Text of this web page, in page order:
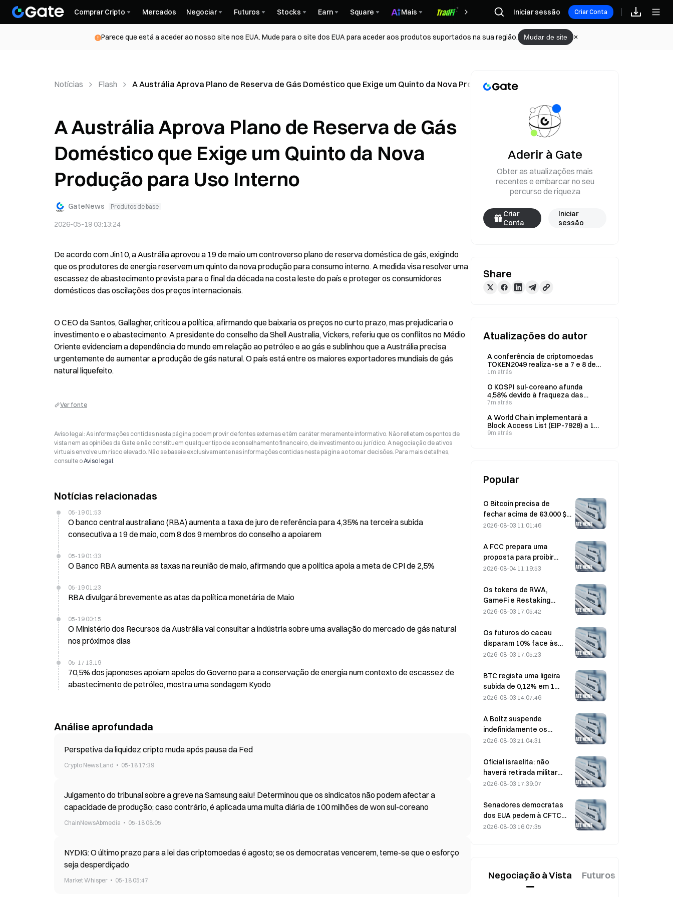
Comprar Cripto Mercados Negociar Futuros Stocks Earn Square Mais Recompensas
Iniciar sessão Criar Conta
Parece que está a aceder ao nosso site nos EUA. Mude para o site dos EUA para aceder aos produtos suportados na sua região. Mudar de site
Notícias Flash A Austrália Aprova Plano de Reserva de Gás Doméstico que Exige um Quinto da Nova Produção para Uso Interno
A Austrália Aprova Plano de Reserva de Gás
Doméstico que Exige um Quinto da Nova
Produção para Uso Interno
GateNews Produtos de base
2026-05-19 03:13:24
De acordo com Jin10, a Austrália aprovou a 19 de maio um controverso plano de reserva doméstica de gás, exigindo
que os produtores de energia reservem um quinto da nova produção para consumo interno. A medida visa resolver uma
escassez de abastecimento prevista para o final da década na costa leste do país e proteger os consumidores
domésticos das oscilações dos preços internacionais.
O CEO da Santos, Gallagher, criticou a política, afirmando que baixaria os preços no curto prazo, mas prejudicaria o
investimento e o abastecimento. A presidente do conselho da Shell Australia, Vickers, referiu que os conflitos no Médio
Oriente evidenciam a dependência do mundo em relação ao petróleo e ao gás e sublinhou que a Austrália precisa
urgentemente de aumentar a produção de gás natural. O país está entre os maiores exportadores mundiais de gás
natural liquefeito.
Ver fonte
Aviso legal: As informações contidas nesta página podem provir de fontes externas e têm caráter meramente informativo. Não refletem os pontos de
vista nem as opiniões da Gate e não constituem qualquer tipo de aconselhamento financeiro, de investimento ou jurídico. A negociação de ativos
virtuais envolve um risco elevado. Não se baseie exclusivamente nas informações contidas nesta página ao tomar decisões. Para mais detalhes,
consulte oAviso legal.
Notícias relacionadas
05-19 01:53
O banco central australiano (RBA) aumenta a taxa de juro de referência para 4,35% na terceira subida
consecutiva a 19 de maio, com 8 dos 9 membros do conselho a apoiarem
05-19 01:33
O Banco RBA aumenta as taxas na reunião de maio, afirmando que a política apoia a meta de CPI de 2,5%
05-19 01:23
RBA divulgará brevemente as atas da política monetária de Maio
05-19 00:15
O Ministério dos Recursos da Austrália vai consultar a indústria sobre uma avaliação do mercado de gás natural
nos próximos dias
05-17 13:19
70,5% dos japoneses apoiam apelos do Governo para a conservação de energia num contexto de escassez de
abastecimento de petróleo, mostra uma sondagem Kyodo
Análise aprofundada
Perspetiva da liquidez cripto muda após pausa da Fed
Crypto News Land 05-18 17:39
Julgamento do tribunal sobre a greve na Samsung saiu! Determinou que os sindicatos não podem afectar a
capacidade de produção; caso contrário, é aplicada uma multa diária de 100 milhões de won sul-coreano
ChainNewsAbmedia 05-18 08:05
NYDIG: O último prazo para a lei das criptomoedas é agosto; se os democratas vencerem, teme-se que o esforço
seja desperdiçado
Market Whisper 05-18 05:47
Aderir à Gate
Obter as atualizações mais
recentes e embarcar no seu
percurso de riqueza
Criar
Conta
Iniciar
sessão
Share
Atualizações do autor
A conferência de criptomoedas
TOKEN2049 realiza-se a 7 e 8 de
outubro em Singapura e espera 25
1m atrás
O KOSPI sul-coreano afunda
4,58% devido à fraqueza das
ações do setor dos
mecanismo de suspensão
automática das negociações.
7m atrás
A World Chain implementará a
Block Access List (EIP-7928) a 17
de agosto, com o objetivo de
9m atrás
Popular
O Bitcoin precisa de
fechar acima de 63.000 $
em Agosto para confirmar
baixa; uma investigação
da 10x diz:
2026-08-03 11:01:46
A FCC prepara uma
proposta para proibir
módulos ópticos chineses
dados; a Xinyuan enfrenta
um impacto de 27% na
quota de mercado
2026-08-04 11:19:53
Os tokens de RWA,
GameFi e Restaking
lideram o desempenho do
2026-08-03 17:05:42
Os futuros do cacau
disparam 10% face às
preocupações com a
dos 6.000 dólares por
tonelada
2026-08-03 17:05:23
BTC regista uma ligeira
subida de 0,12% em 1
hora: a suavização
sentimento macro
impulsionam um repique
no curto prazo
2026-08-03 14:07:46
A Boltz suspende
indefinidamente os
serviços da ponte Bitcoin
assistidos por IA
2026-08-03 21:04:31
Oficial israelita: não
haverá retirada militar
antes de o Hamas se
2026-08-03 17:39:07
Senadores democratas
dos EUA pedem à CFTC
que restrinja os produtos
intensa de sempre
2026-08-03 16:07:35
Negociação à Vista Futuros